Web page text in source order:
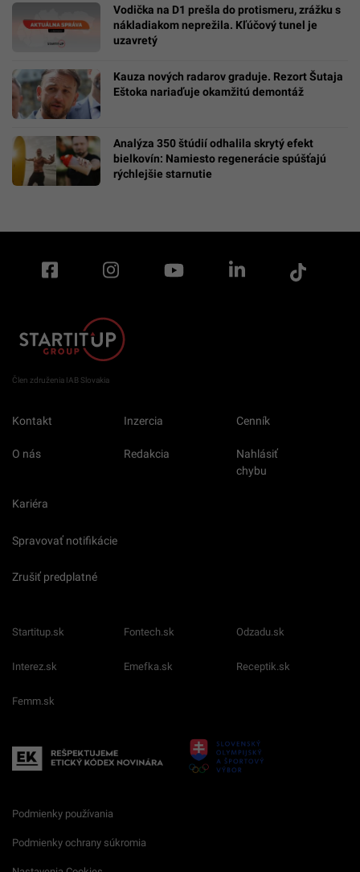
Vodička na D1 prešla do protismeru, zrážku s
nákladiakom neprežila. Kľúčový tunel je
uzavretý
Kauza nových radarov graduje. Rezort Šutaja
Eštoka nariaďuje okamžitú demontáž
Analýza 350 štúdií odhalila skrytý efekt
bielkovín: Namiesto regenerácie spúšťajú
rýchlejšie starnutie
Člen združenia IAB Slovakia
Kontakt Inzercia Cenník
O nás Redakcia
Nahlásiť
chybu
Kariéra
Spravovať notifikácie
Zrušiť predplatné
Startitup.sk Fontech.sk Odzadu.sk
Interez.sk Emefka.sk Receptik.sk
Femm.sk
Podmienky používania
Podmienky ochrany súkromia